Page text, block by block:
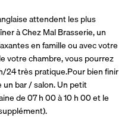
attendent les plus
à Chez Mal Brasserie, un
en famille ou avec votre
votre chambre, vous pourrez
24 très pratique.Pour bien finir
bar / salon. Un petit
de 07 h 00 à 10 h 00 et le